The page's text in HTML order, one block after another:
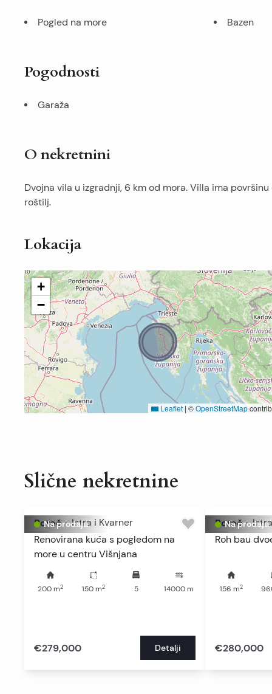
Pogled na more Bazen
Pogodnosti
Garaža
O nekretnini
Dvojna vila u izgradnji, 6 km od mora. Villa ima
roštilj.
Lokacija
+
−
Leaflet | ©OpenStreetMap
Slične nekretnine
Na prodaju
Poreč - Istra i Kvarner
Renovirana kuća s pogledom na
more u centru Višnjana
200 m2 150m2 5 14000 m
€279,000 Detalji
Na prodaju
Poreč -
Roh bau
156 m2
€280,000